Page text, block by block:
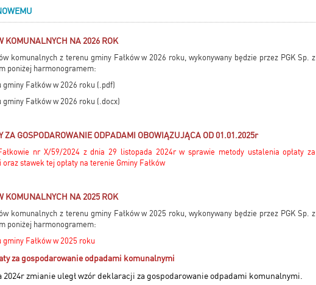
KOMUNALNYCH NA 2026 ROK
komunalnych z terenu gminy Fałków w 2026 roku, wykonywany będzie przez PGK Sp. z
poniżej harmonogramem:
Fałków w 2026 roku (.pdf)
Fałków w 2026 roku (.docx)
ZA GOSPODAROWANIE ODPADAMI OBOWIĄZUJĄCA OD 01.01.2025r
nr X/59/2024 z dnia 29 listopada 2024r w sprawie metody ustalenia opłaty za
stawek tej opłaty na terenie Gminy Fałków
KOMUNALNYCH NA 2025 ROK
komunalnych z terenu gminy Fałków w 2025 roku, wykonywany będzie przez PGK Sp. z
poniżej harmonogramem:
Fałków w 2025 roku
za gospodarowanie odpadami komunalnymi
zmianie uległ wzór deklaracji za gospodarowanie odpadami komunalnymi.